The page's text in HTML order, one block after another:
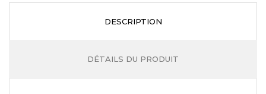
DESCRIPTION
DÉTAILS DU PRODUIT